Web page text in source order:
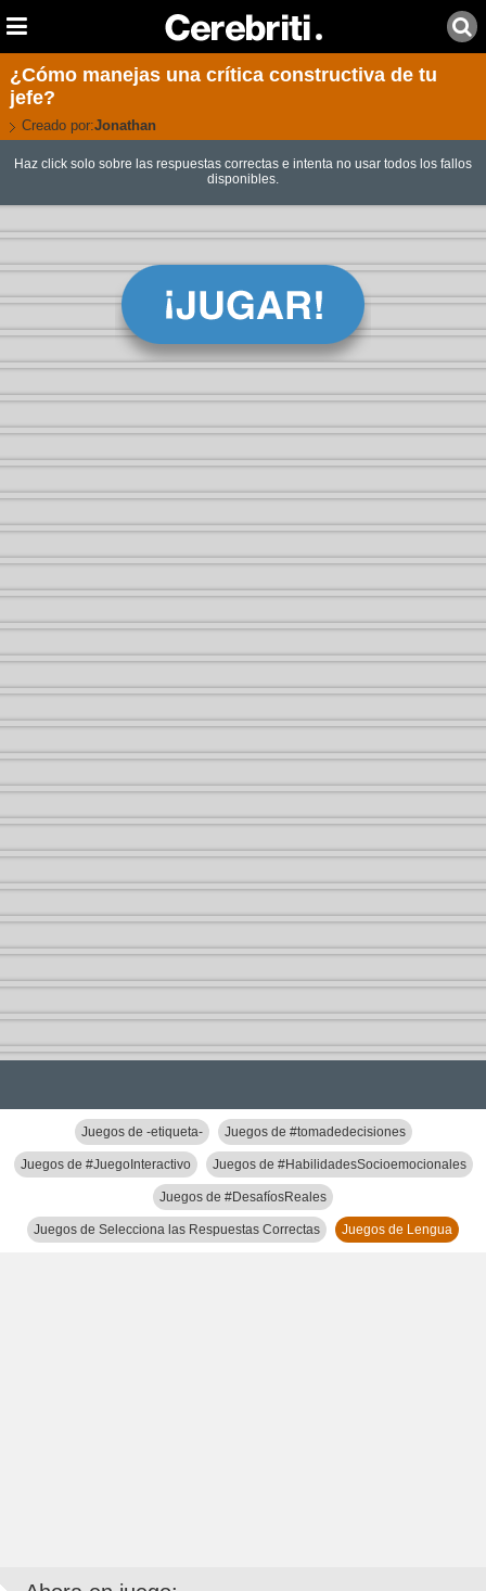
¿Cómo manejas una crítica constructiva de tu
jefe?
Creado por:Jonathan
Haz click solo sobre las respuestas correctas e intenta no usar todos los fallos
disponibles.
Juegos de -etiqueta- Juegos de #tomadedecisiones
Juegos de #JuegoInteractivo Juegos de #HabilidadesSocioemocionales
Juegos de #DesafíosReales
Juegos de Selecciona las Respuestas Correctas Juegos de Lengua